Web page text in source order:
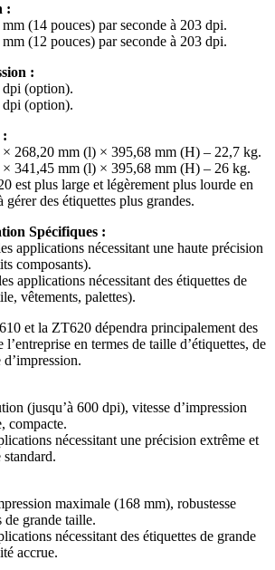
:
mm (14 pouces) par seconde à 203 dpi.
mm (12 pouces) par seconde à 203 dpi.
:
dpi (option).
dpi (option).
:
268,20 mm (l) × 395,68 mm (H) – 22,7 kg.
341,45 mm (l) × 395,68 mm (H) – 26 kg.
est plus large et légèrement plus lourde en
gérer des étiquettes plus grandes.
Spécifiques :
applications nécessitant une haute précision
composants).
applications nécessitant des étiquettes de
vêtements, palettes).
et la ZT620 dépendra principalement des
l’entreprise en termes de taille d’étiquettes, de
(jusqu’à 600 dpi), vitesse d’impression
compacte.
nécessitant une précision extrême et
standard.
maximale (168 mm), robustesse
de grande taille.
nécessitant des étiquettes de grande
accrue.